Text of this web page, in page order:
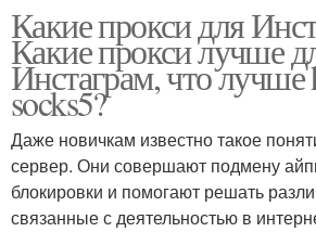
Какие прокси для
Какие прокси лучше
Инстаграм, что лучше
socks5?
Даже новичкам известно такое
сервер. Они совершают подмену
блокировки и помогают решать
связанные с деятельностью в